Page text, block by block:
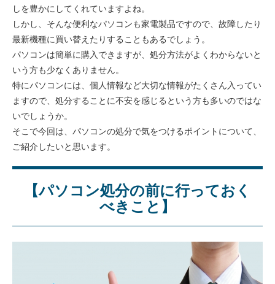
しを豊かにしてくれていますよね。
しかし、そんな便利なパソコンも家電製品ですので、故障したり
最新機種に買い替えたりすることもあるでしょう。
パソコンは簡単に購入できますが、処分方法がよくわからないと
いう方も少なくありません。
特にパソコンには、個人情報など大切な情報がたくさん入ってい
ますので、処分することに不安を感じるという方も多いのではな
いでしょうか。
そこで今回は、パソコンの処分で気をつけるポイントについて、
ご紹介したいと思います。
【パソコン処分の前に行っておく
べきこと】